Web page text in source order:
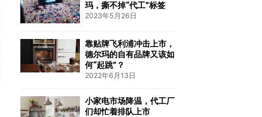
玛，撕不掉“代工”标签
2023年5月26日
靠贴牌飞利浦冲击上市，
德尔玛的自有品牌又该如
何“起跳”？
2022年6月13日
小家电市场降温，代工厂
们却忙着排队上市